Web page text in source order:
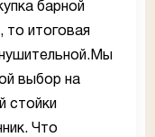
барной
то итоговая
выбор на
стойки
Что